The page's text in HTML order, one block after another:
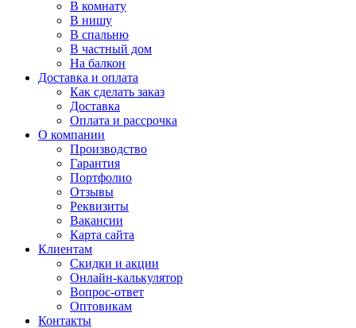
В комнату
В нишу
В спальню
В частный дом
На балкон
Доставка и оплата
Как сделать заказ
Доставка
Оплата и рассрочка
О компании
Производство
Гарантия
Портфолио
Отзывы
Реквизиты
Вакансии
Карта сайта
Клиентам
Скидки и акции
Онлайн-калькулятор
Вопрос-ответ
Оптовикам
Контакты